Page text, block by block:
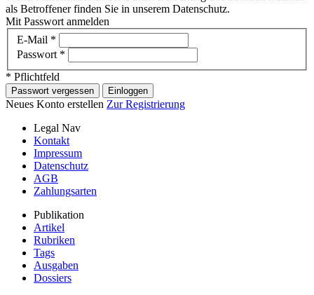
als Betroffener finden Sie in unserem Datenschutz.
Mit Passwort anmelden
E-Mail *
Passwort *
* Pflichtfeld
Passwort vergessen Einloggen
Neues Konto erstellen Zur Registrierung
Legal Nav
Kontakt
Impressum
Datenschutz
AGB
Zahlungsarten
Publikation
Artikel
Rubriken
Tags
Ausgaben
Dossiers